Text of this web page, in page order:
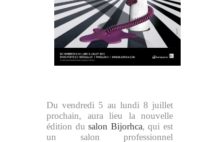
Du vendredi 5 au lundi 8 juillet
prochain, aura lieu la nouvelle
édition dusalon Bijorhca, qui est
un salon professionnel